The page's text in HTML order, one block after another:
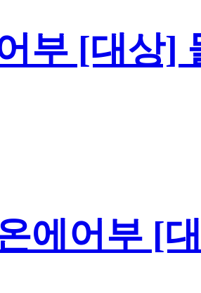
부 [대상]
에어부 [